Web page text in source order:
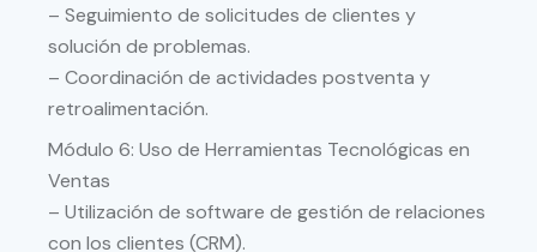
– Seguimiento de solicitudes de clientes y
solución de problemas.
– Coordinación de actividades postventa y
retroalimentación.
Módulo 6: Uso de Herramientas Tecnológicas en
Ventas
– Utilización de software de gestión de relaciones
con los clientes (CRM).